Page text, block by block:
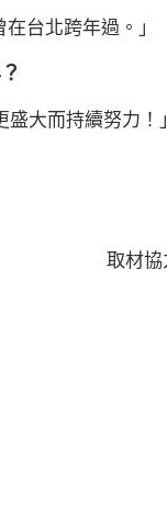
台北跨年過。」
大而持續努力！」
取材